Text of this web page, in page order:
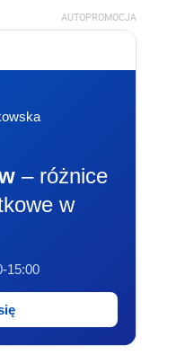
AUTOPROMOCJA
– różnice
w
15:00